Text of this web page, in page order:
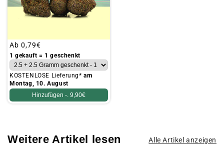
Üblicher
Preis
Ab 0,79€
1 gekauft = 1 geschenkt
KOSTENLOSE Lieferung*am
Montag, 10. August
Hinzufügen -. 9,90€
Weitere Artikel lesen Alle Artikel anzeigen